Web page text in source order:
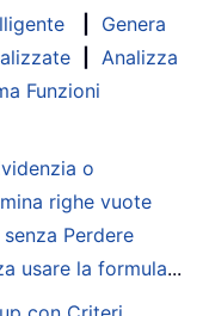
Genera
Analizza
Funzioni
o
righe vuote
Perdere
usare la formula...